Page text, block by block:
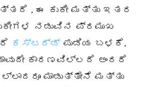
. ಈ ಕುಕೀ ಮತ್ತು ಇತರ
ನಡುವಿನ ಪ್ರಮುಖ
ಕಸ್ಟರ್ಡ್ ಪುಡಿಯ ಬಳಕೆ.
ಕಾರಣವಿಲ್ಲದೆ ಅಂದರೆ
ಮಾಡುತ್ತೇನೆ ಮತ್ತು